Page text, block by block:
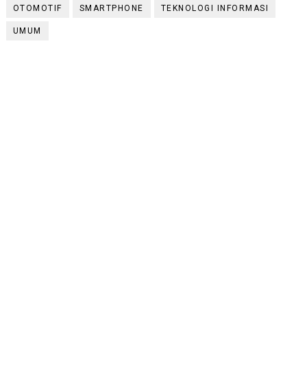
OTOMOTIF SMARTPHONE TEKNOLOGI INFORMASI
UMUM